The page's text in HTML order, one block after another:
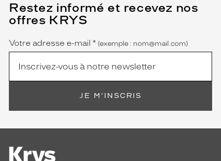
Restez informé et recevez nos
offres KRYS
Name
Votre adresse e-mail *
(Ce
champ
est
(exemple : nom@mail.com)
JE M'INSCRIS